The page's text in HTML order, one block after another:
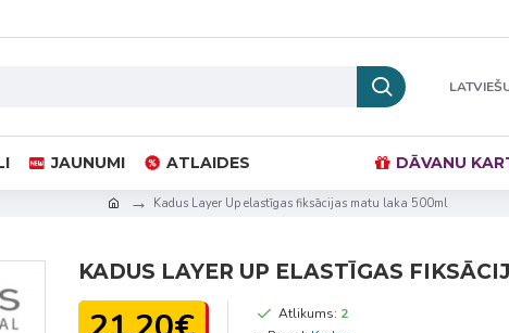
JAUNUMI ATLAIDES DĀVANU
Kadus Layer Up elastīgas fiksācijas matu laka 500ml
KADUS LAYER UP ELASTĪGAS
Atlikums: 2